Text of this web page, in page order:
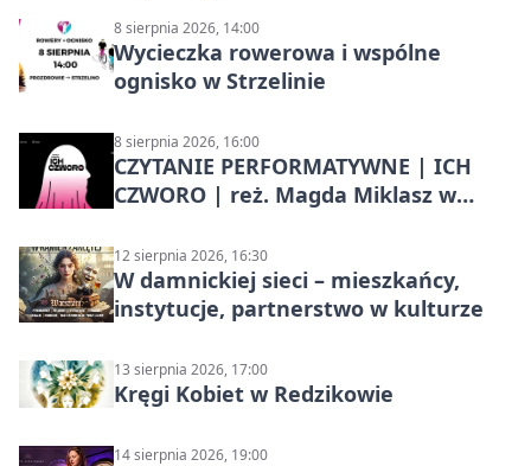
8 sierpnia 2026, 14:00
Wycieczka rowerowa i wspólne
ognisko w Strzelinie
8 sierpnia 2026, 16:00
CZYTANIE PERFORMATYWNE | ICH
CZWORO | reż. Magda Miklasz w
12 sierpnia 2026, 16:30
W damnickiej sieci – mieszkańcy,
instytucje, partnerstwo w kulturze
13 sierpnia 2026, 17:00
Kręgi Kobiet w Redzikowie
14 sierpnia 2026, 19:00